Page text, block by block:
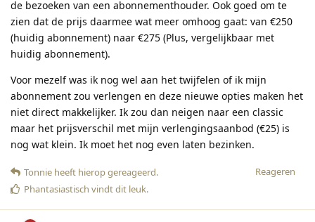
de bezoeken van een abonnementhouder. Ook goed om te
zien dat de prijs daarmee wat meer omhoog gaat: van €250
(huidig abonnement) naar €275 (Plus, vergelijkbaar met
huidig abonnement).
Voor mezelf was ik nog wel aan het twijfelen of ik mijn
abonnement zou verlengen en deze nieuwe opties maken het
niet direct makkelijker. Ik zou dan neigen naar een classic
maar het prijsverschil met mijn verlengingsaanbod (€25) is
nog wat klein. Ik moet het nog even laten bezinken.
Reageren
Tonnie heeft hierop gereageerd.
Phantasiastisch vindt dit leuk.